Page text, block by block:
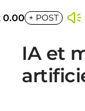
0.00 + POST
IA et